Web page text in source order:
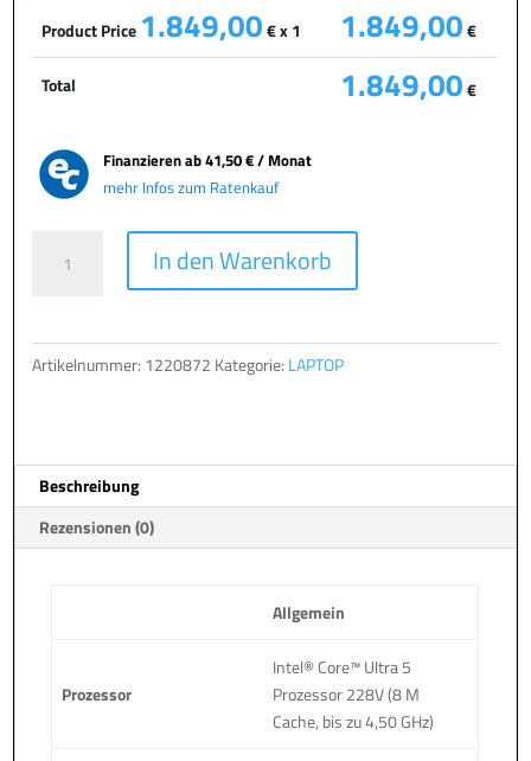
Product Price 1.849,00€ x 1 1.849,00€
Total 1.849,00€
Finanzieren ab41,50 € / Monat
mehr Infos zum Ratenkauf
MOBILE
Copilot+
PC
In den Warenkorb
i
:
Artikelnummer: 1220872 Kategorie: LAPTOP
Beschreibung
Rezensionen (0)
Allgemein
Prozessor
Intel® Core™ Ultra 5
Prozessor 228V (8 M
Cache, bis zu 4,50 GHz)